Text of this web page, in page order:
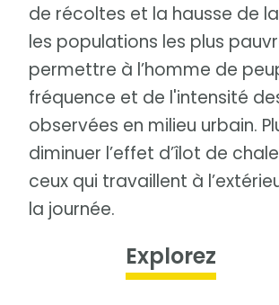
de récoltes et la hausse de
les populations les plus
permettre à l’homme de
fréquence et de l'intensité
observées en milieu urbain.
diminuer l’effet d’îlot de
ceux qui travaillent à
la journée.
Explorez